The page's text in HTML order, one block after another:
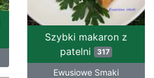
Szybki makaron z
patelni
317
Ewusiowe Smaki